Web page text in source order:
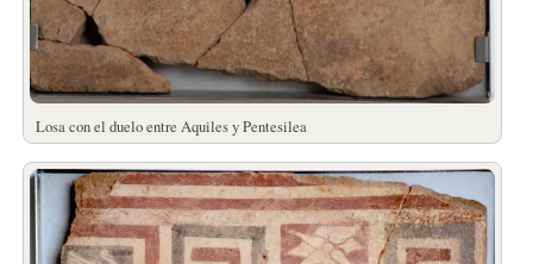
Losa con el duelo entre Aquiles y Pentesilea